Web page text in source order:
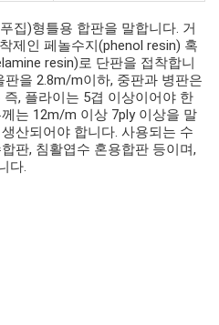
집)형틀용 합판을 말합니다. 거
제인 페놀수지(phenol resin) 혹
resin)로 단판을 접착합니
을 2.8m/m이하, 중판과 병판은
, 플라이는 5겹 이상이어야 한
는 12m/m 이상 7ply 이상을 말
산되어야 합니다. 사용되는 수
판, 침활엽수 혼용합판 등이며,
다.